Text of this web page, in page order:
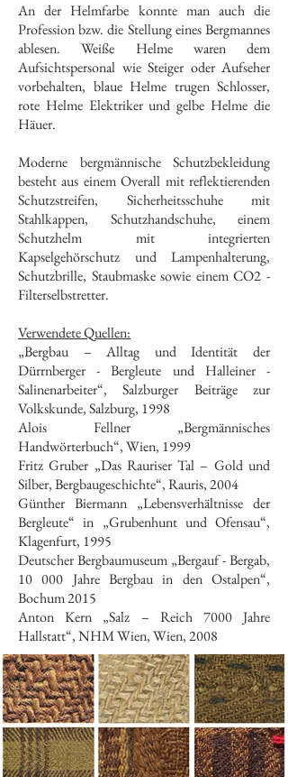
An der Helmfarbe konnte man auch die
Profession bzw. die Stellung eines Bergmannes
ablesen. Weiße Helme waren dem
Aufsichtspersonal wie Steiger oder Aufseher
vorbehalten, blaue Helme trugen Schlosser,
rote Helme Elektriker und gelbe Helme die
Häuer.
Moderne bergmännische Schutzbekleidung
besteht aus einem Overall mit reflektierenden
Schutzstreifen, Sicherheitsschuhe mit
Stahlkappen, Schutzhandschuhe, einem
Schutzhelm mit integrierten
Kapselgehörschutz und Lampenhalterung,
Schutzbrille, Staubmaske sowie einem CO2 -
Filterselbstretter.
Verwendete Quellen:
„Bergbau – Alltag und Identität der
Dürrnberger - Bergleute und Halleiner -
Salinenarbeiter“, Salzburger Beiträge zur
Volkskunde, Salzburg, 1998
Alois Fellner „Bergmännisches
Handwörterbuch“, Wien, 1999
Fritz Gruber „Das Rauriser Tal – Gold und
Silber, Bergbaugeschichte“, Rauris, 2004
Günther Biermann „Lebensverhältnisse der
Bergleute“ in „Grubenhunt und Ofensau“,
Klagenfurt, 1995
Deutscher Bergbaumuseum „Bergauf - Bergab,
10 000 Jahre Bergbau in den Ostalpen“,
Bochum 2015
Anton Kern „Salz – Reich 7000 Jahre
Hallstatt“, NHM Wien, Wien, 2008